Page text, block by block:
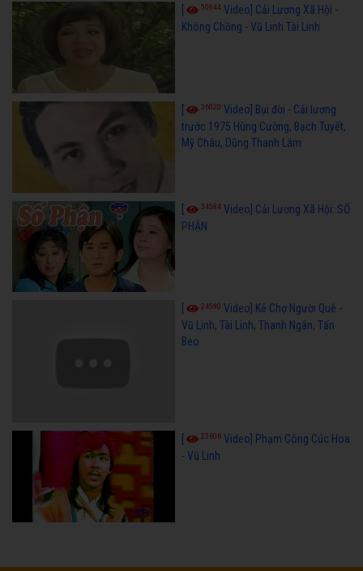
50844 Video] Cải Lương Xã Hội -
Không Chồng - Vũ Linh Tài Linh
36020 Video] Bụi đời - Cải lương
trước 1975 Hùng Cường, Bạch Tuyết,
Mỹ Châu, Dũng Thanh Lâm
34584 Video] Cải Lương Xã Hội: SỐ
PHẬN
24590 Video] Kẻ Chợ Người Quê -
Vũ Linh, Tài Linh, Thanh Ngân, Tấn
Beo
23606 Video] Phạm Công Cúc Hoa
- Vũ Linh